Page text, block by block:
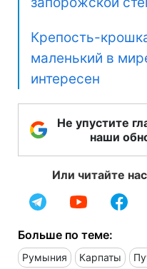
Крепость-
маленький в
интересен
Не упустите
наши
Или читайте
Больше по теме:
Румыния Карпаты